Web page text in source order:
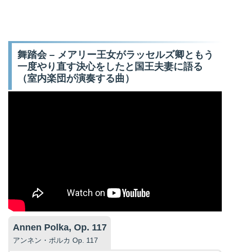
舞踏会 – メアリー王女がラッセルズ卿ともう
一度やり直す決心をしたと国王夫妻に語る
（室内楽団が演奏する曲）
Annen Polka, Op. 117
アンネン・ポルカ Op. 117